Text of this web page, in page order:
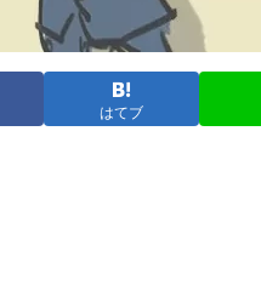
はてブ